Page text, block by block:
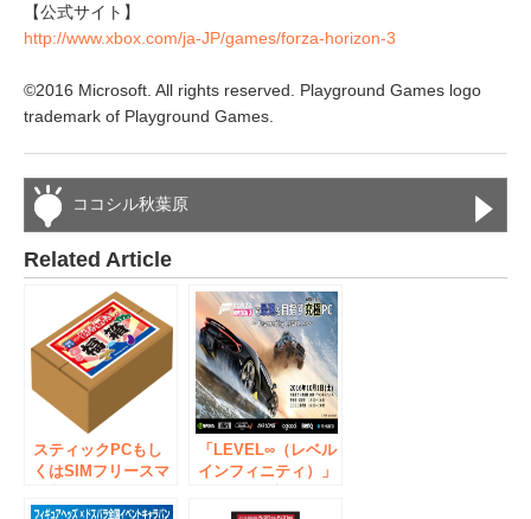
【公式サイト】
http://www.xbox.com/ja-JP/games/forza-horizon-3
©2016 Microsoft. All rights reserved. Playground Games logo
trademark of Playground Games.
ココシル秋葉原
Related Article
スティックPCもし
くはSIMフリースマ
秋葉原にて福袋なら
「LEVEL∞（レベル
インフィニティ）」
版『Forza Horizon